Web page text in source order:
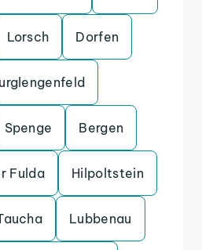
Lorsch Dorfen
Spenge Bergen
Fulda Hilpoltstein
Lubbenau